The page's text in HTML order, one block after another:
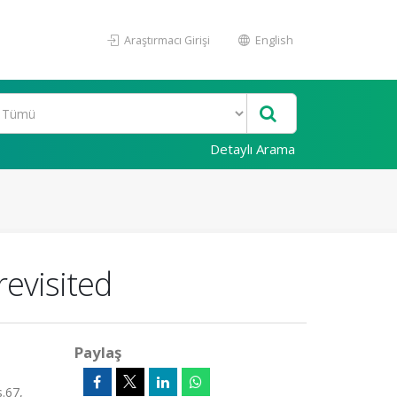
Araştırmacı Girişi English
Detaylı Arama
Paylaş